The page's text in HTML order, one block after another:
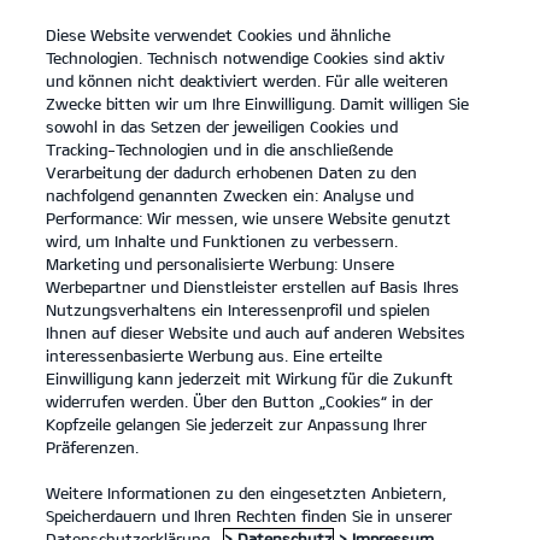
open
menu
KONTAKT
Liebe Kunden/-Innen,
Diese Website verwendet Cookies und ähnliche
Technologien. Technisch notwendige Cookies sind aktiv
und können nicht deaktiviert werden. Für alle weiteren
Zwecke bitten wir um Ihre Einwilligung. Damit willigen Sie
sowohl in das Setzen der jeweiligen Cookies und
Tracking-Technologien und in die anschließende
Verarbeitung der dadurch erhobenen Daten zu den
nachfolgend genannten Zwecken ein: Analyse und
Performance: Wir messen, wie unsere Website genutzt
wird, um Inhalte und Funktionen zu verbessern.
Marketing und personalisierte Werbung: Unsere
Werbepartner und Dienstleister erstellen auf Basis Ihres
Nutzungsverhaltens ein Interessenprofil und spielen
Ihnen auf dieser Website und auch auf anderen Websites
interessenbasierte Werbung aus. Eine erteilte
Einwilligung kann jederzeit mit Wirkung für die Zukunft
widerrufen werden. Über den Button „Cookies“ in der
Kopfzeile gelangen Sie jederzeit zur Anpassung Ihrer
Präferenzen.
Weitere Informationen zu den eingesetzten Anbietern,
Speicherdauern und Ihren Rechten finden Sie in unserer